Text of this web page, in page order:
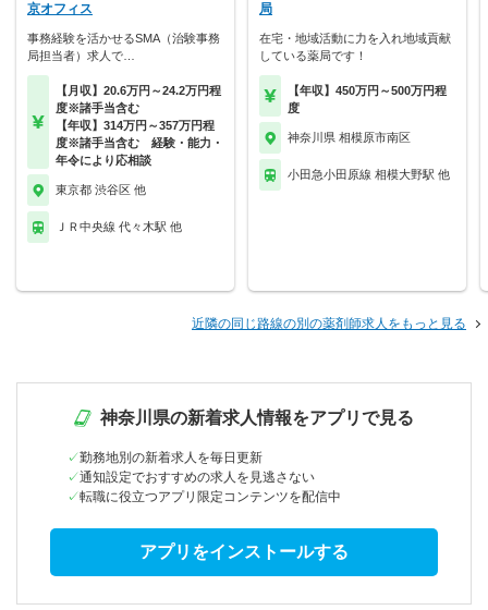
京オフィス
事務経験を活かせるSMA（治験事務
局担当者）求人で…
【月収】20.6万円～24.2万円程
度※諸手当含む
【年収】314万円～357万円程
度※諸手当含む 経験・能力・
年令により応相談
東京都 渋谷区 他
ＪＲ中央線 代々木駅 他
局
在宅・地域活動に力を入れ地域貢献
している薬局です！
【年収】450万円～500万円程
度
神奈川県 相模原市南区
小田急小田原線 相模大野駅 他
近隣の同じ路線の別の薬剤師求人をもっと見る
神奈川県の新着求人情報をアプリで見る
勤務地別の新着求人を毎日更新
通知設定でおすすめの求人を見逃さない
転職に役立つアプリ限定コンテンツを配信中
アプリをインストールする